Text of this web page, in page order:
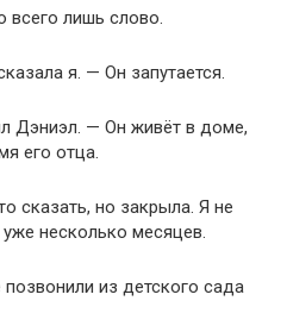
всего лишь слово.
я. — Он запутается.
Дэниэл. — Он живёт в доме,
его отца.
сказать, но закрыла. Я не
несколько месяцев.
из детского сада